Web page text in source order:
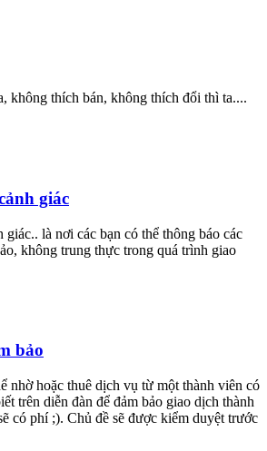
không thích bán, không thích đổi thì ta....
giác
giác.. là nơi các bạn có thể thông báo các
không trung thực trong quá trình giao
bảo
nhờ hoặc thuê dịch vụ từ một thành viên có
trên diễn đàn để đảm bảo giao dịch thành
có phí ;). Chủ đề sẽ được kiểm duyệt trước